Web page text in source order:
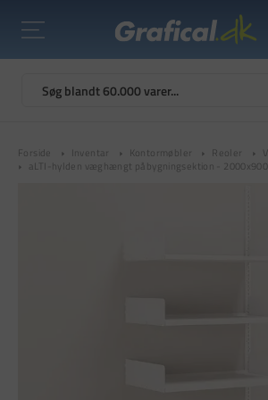
Forside Inventar Kontormøbler Reoler
aLTI-hylden væghængt påbygningsektion -